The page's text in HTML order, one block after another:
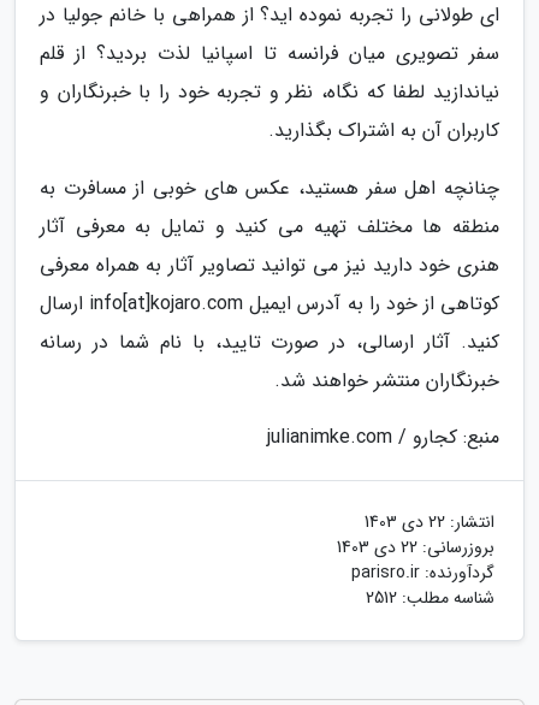
ای طولانی را تجربه نموده اید؟ از همراهی با خانم جولیا در
سفر تصویری میان فرانسه تا اسپانیا لذت بردید؟ از قلم
نیاندازید لطفا که نگاه، نظر و تجربه خود را با خبرنگاران و
کاربران آن به اشتراک بگذارید.
چنانچه اهل سفر هستید، عکس های خوبی از مسافرت به
منطقه ها مختلف تهیه می کنید و تمایل به معرفی آثار
هنری خود دارید نیز می توانید تصاویر آثار به همراه معرفی
کوتاهی از خود را به آدرس ایمیل info[at]kojaro.com ارسال
کنید. آثار ارسالی، در صورت تایید، با نام شما در رسانه
خبرنگاران منتشر خواهند شد.
منبع: کجارو / julianimke.com
انتشار: 22 دی 1403
بروزرسانی: 22 دی 1403
گردآورنده: parisro.ir
شناسه مطلب: 2512